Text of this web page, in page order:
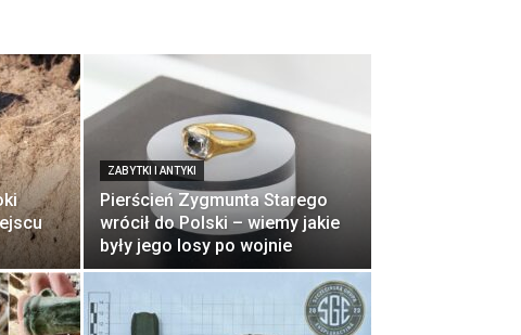
ZABYTKI I ANTYKI
Pierścień Zygmunta Starego
wrócił do Polski – wiemy jakie
były jego losy po wojnie